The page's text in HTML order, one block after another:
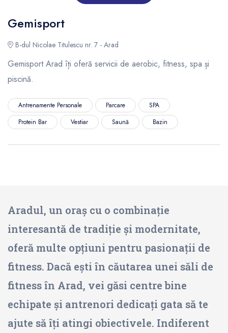
Gemisport
B-dul Nicolae Titulescu nr. 7 - Arad
Gemisport Arad îți oferă servicii de aerobic, fitness, spa și
piscină.
Antrenamente Personale Parcare
SPA
Protein Bar
Vestiar Saună Bazin
Aradul, un oraș cu o combinație
interesantă de tradiție și modernitate,
oferă multe opțiuni pentru pasionații de
fitness. Dacă ești în căutarea unei săli de
fitness în Arad, vei găsi centre bine
echipate și antrenori dedicați gata să te
ajute să îți atingi obiectivele. Indiferent